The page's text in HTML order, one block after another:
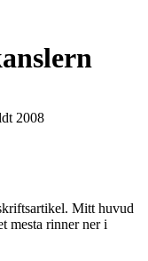
2008
Mitt huvud
mesta rinner ner i